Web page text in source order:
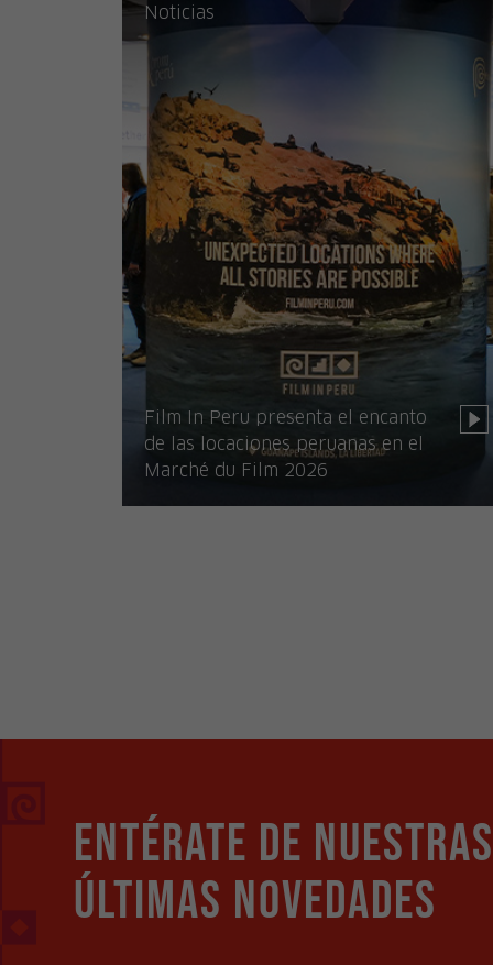
Noticias
Film In Peru presenta el encanto
de las locaciones peruanas en el
Marché du Film 2026
Entérate de
últimas novedades